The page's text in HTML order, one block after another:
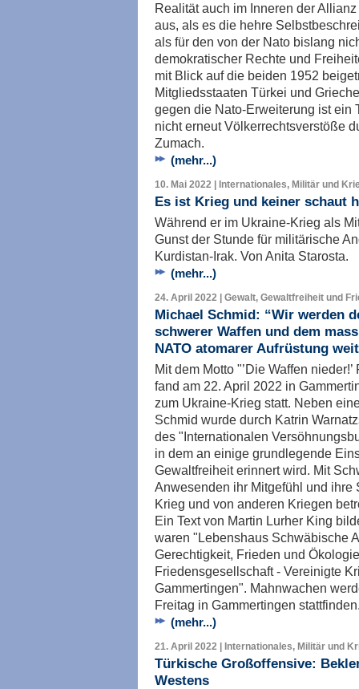
Realität auch im Inneren der
aus, als es die hehre
als für den von der Nato bislang
demokratischer Rechte und
mit Blick auf die beiden 1952
Mitgliedsstaaten Türkei und
gegen die Nato-Erweiterung ist ein
nicht erneut Völkerrechtsverstöße
Zumach.
(mehr...)
10. Mai 2022 | Internationales, Militär und
Es ist Krieg und keiner schaut
Während er im Ukraine-Krieg als
Gunst der Stunde für militärische
Kurdistan-Irak. Von Anita Starosta.
(mehr...)
24. April 2022 | Gewalt, Gewaltfreiheit und
Michael Schmid: “Wir werden
schwerer Waffen und dem
NATO atomarer Aufrüstung
Mit dem Motto "’Die Waffen
fand am 22. April 2022 in
zum Ukraine-Krieg statt. Neben
Schmid wurde durch Katrin
des "Internationalen
in dem an einige grundlegende
Gewaltfreiheit erinnert wird. Mit
Anwesenden ihr Mitgefühl und ihre
Krieg und von anderen Kriegen
Ein Text von Martin Lurher King
waren "Lebenshaus Schwäbische
Gerechtigkeit, Frieden und
Friedensgesellschaft - Vereinigte
Gammertingen". Mahnwachen
Freitag in Gammertingen
(mehr...)
21. April 2022 | Internationales, Militär und
Türkische Großoffensive:
Westens